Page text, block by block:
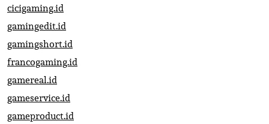
cicigaming.id
gamingedit.id
gamingshort.id
francogaming.id
gamereal.id
gameservice.id
gameproduct.id